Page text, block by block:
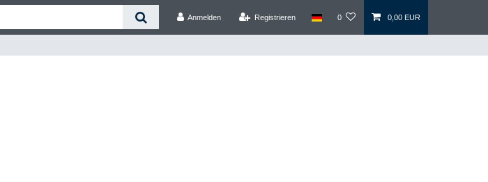
Anmelden Registrieren 0 0,00 EUR